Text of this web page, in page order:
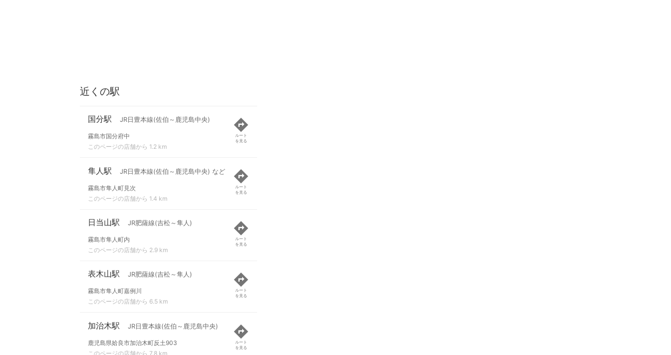
近くの駅
国分駅 JR日豊本線(佐伯～鹿児島中央)
霧島市国分府中
このページの店舗から 1.2 km
ルート
を見る
隼人駅 JR日豊本線(佐伯～鹿児島中央) など
霧島市隼人町見次
このページの店舗から 1.4 km
ルート
を見る
日当山駅 JR肥薩線(吉松～隼人)
霧島市隼人町内
このページの店舗から 2.9 km
ルート
を見る
表木山駅 JR肥薩線(吉松～隼人)
霧島市隼人町嘉例川
このページの店舗から 6.5 km
ルート
を見る
加治木駅 JR日豊本線(佐伯～鹿児島中央)
鹿児島県姶良市加治木町反土903
このページの店舗から 7.8 km
ルート
を見る